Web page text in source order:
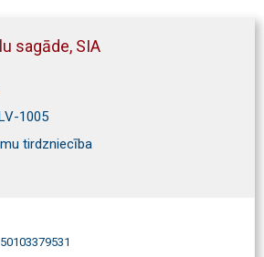
sagāde, SIA
1005
tirdzniecība
50103379531